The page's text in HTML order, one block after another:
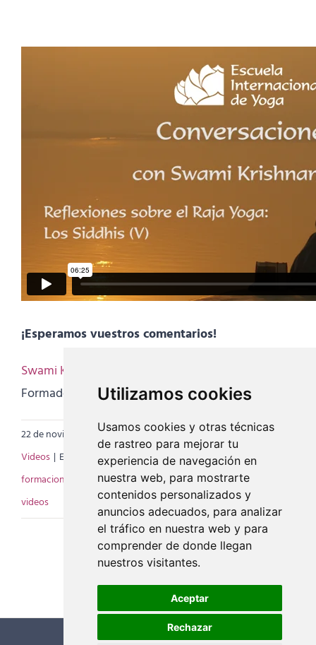
Utilizamos cookies
Usamos cookies y otras técnicas
de rastreo para mejorar tu
experiencia de navegación en
nuestra web, para mostrarte
contenidos personalizados y
anuncios adecuados, para analizar
el tráfico en nuestra web y para
comprender de donde llegan
nuestros visitantes.
Aceptar
Rechazar
¡Esperamos vuestros comentarios!
Swami Krishnananda
Formador de Filosofía
22 de noviembre de 2017 | Categorías:Consultorio,
Videos | Etiquetas:conversaciones,Formación de Filosofía
formacion yoga
mindfulness integral,Swami Krishnananda
videos